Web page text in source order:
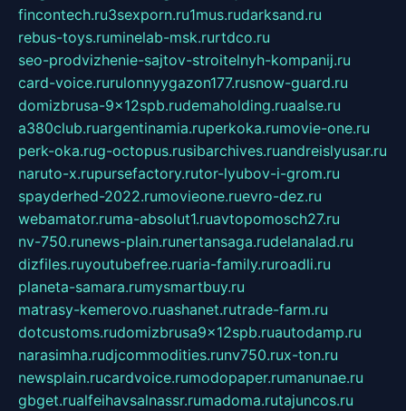
fincontech.ru3sexporn.ru1mus.rudarksand.ru
rebus-toys.ruminelab-msk.rurtdco.ru
seo-prodvizhenie-sajtov-stroitelnyh-kompanij.ru
card-voice.rurulonnyygazon177.rusnow-guard.ru
domizbrusa-9x12spb.rudemaholding.ruaalse.ru
a380club.ruargentinamia.ruperkoka.rumovie-one.ru
perk-oka.rug-octopus.rusibarchives.ruandreislyusar.ru
naruto-x.rupursefactory.rutor-lyubov-i-grom.ru
spayderhed-2022.rumovieone.ruevro-dez.ru
webamator.ruma-absolut1.ruavtopomosch27.ru
nv-750.runews-plain.runertansaga.rudelanalad.ru
dizfiles.ruyoutubefree.ruaria-family.ruroadli.ru
planeta-samara.rumysmartbuy.ru
matrasy-kemerovo.ruashanet.rutrade-farm.ru
dotcustoms.rudomizbrusa9x12spb.ruautodamp.ru
narasimha.rudjcommodities.runv750.rux-ton.ru
newsplain.rucardvoice.rumodopaper.rumanunae.ru
gbget.rualfeihavsalnassr.rumadoma.rutajuncos.ru